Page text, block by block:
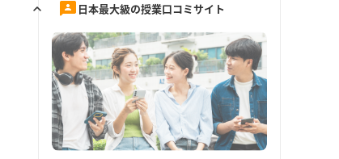
日本最大級の授業口コミサイト